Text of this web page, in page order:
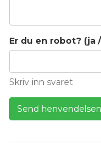
Er du en robot? (ja
Skriv inn svaret